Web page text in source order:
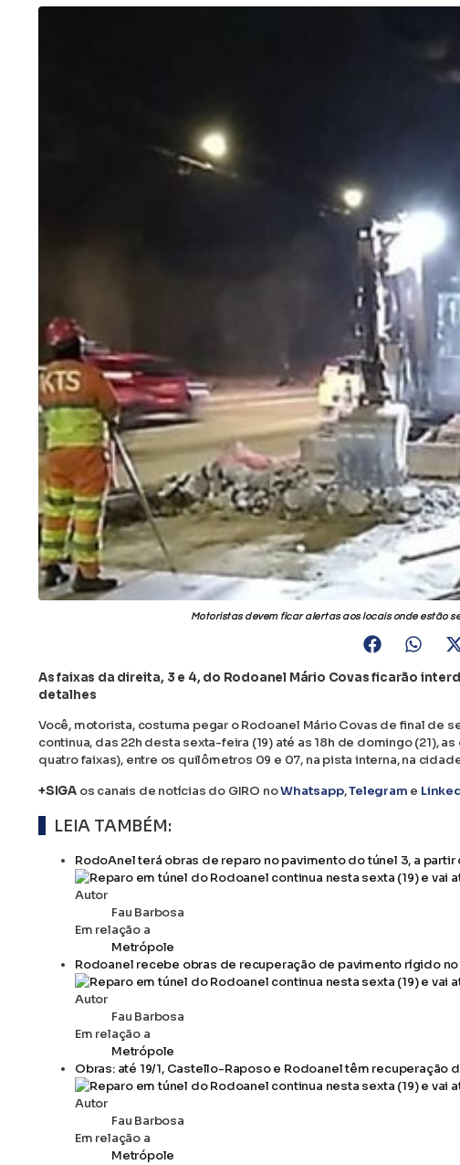
Motoristas devem ficar alertas aos locais onde estão
As faixas da direita, 3 e 4, do Rodoanel Mário Covas ficarão
detalhes
Você, motorista, costuma pegar o Rodoanel Mário Covas de final de
continua, das 22h desta sexta-feira (19) até as 18h de domingo (21),
quatro faixas), entre os quilômetros 09 e 07, na pista interna, na
+SIGA os canais de notícias do GIRO noWhatsapp,Telegram e
LEIA TAMBÉM:
RodoAnel terá obras de reparo no pavimento do túnel 3, a
Autor
Fau Barbosa
Em relação a
Metrópole
Rodoanel recebe obras de recuperação de pavimento rígido no
Autor
Fau Barbosa
Em relação a
Metrópole
Obras: até 19/1, Castello-Raposo e Rodoanel têm recuperação
Autor
Fau Barbosa
Em relação a
Metrópole